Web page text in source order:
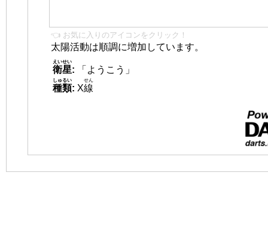
👈 お気に入りのアイコンをクリック！
太陽活動は順調に増加しています。
衛星
えいせい
:
「ようこう」
種類
しゅるい
: X線
せん